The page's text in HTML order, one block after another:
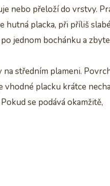
nebo přeloží do vrstvy.
placka, při příliš
jednom bochánku a
středním plameni.
vhodné placku krátce
se podává okamžitě,